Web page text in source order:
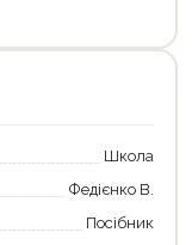
Школа
Федієнко В.
Посібник